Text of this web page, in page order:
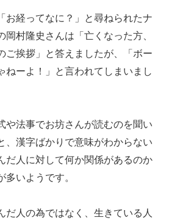
お経ってなに？」と尋ねられたナ
岡村隆史さんは「亡くなった方、
ご挨拶」と答えましたが、「ボー
ねーよ！」と言われてしまいまし
や法事でお坊さんが読むのを聞い
、漢字ばかりで意味がわからない
だ人に対して何か関係があるのか
多いようです。
だ人の為ではなく、生きている人